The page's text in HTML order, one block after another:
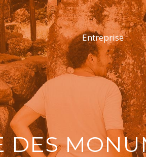
Entreprise
DES